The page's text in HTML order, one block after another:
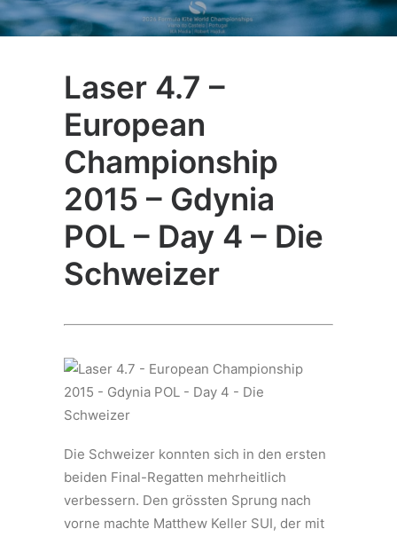
Laser 4.7 –
European
Championship
2015 – Gdynia
POL – Day 4 – Die
Schweizer
Die Schweizer konnten sich in den ersten
beiden Final-Regatten mehrheitlich
verbessern. Den grössten Sprung nach
vorne machte Matthew Keller SUI, der mit